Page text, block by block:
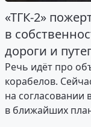
«ТГК-2»
в
дороги и
Речь идёт про
корабелов.
на
в ближайших